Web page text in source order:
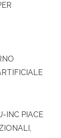
INC PIACE